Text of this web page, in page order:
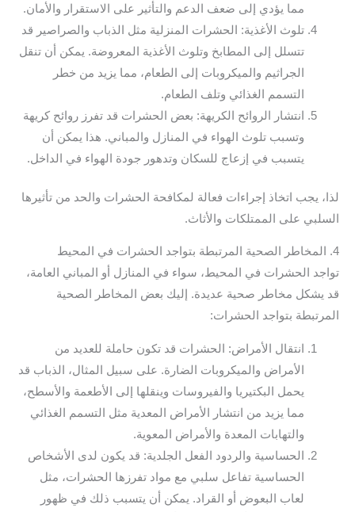
مما يؤدي إلى ضعف الدعم والتأثير على الاستقرار والأمان.
تلوث الأغذية: الحشرات المنزلية مثل الذباب والصراصير قد
تتسلل إلى المطابخ وتلوث الأغذية المعروضة. يمكن أن تنقل
الجراثيم والميكروبات إلى الطعام، مما يزيد من خطر
التسمم الغذائي وتلف الطعام.
انتشار الروائح الكريهة: بعض الحشرات قد تفرز روائح كريهة
وتسبب تلوث الهواء في المنازل والمباني. هذا يمكن أن
يتسبب في إزعاج للسكان وتدهور جودة الهواء في الداخل.
لذا، يجب اتخاذ إجراءات فعالة لمكافحة الحشرات والحد من تأثيرها
السلبي على الممتلكات والأثاث.
4. المخاطر الصحية المرتبطة بتواجد الحشرات في المحيط
تواجد الحشرات في المحيط، سواء في المنازل أو المباني العامة،
قد يشكل مخاطر صحية عديدة. إليك بعض المخاطر الصحية
المرتبطة بتواجد الحشرات:
انتقال الأمراض: الحشرات قد تكون حاملة للعديد من
الأمراض والميكروبات الضارة. على سبيل المثال، الذباب قد
يحمل البكتيريا والفيروسات وينقلها إلى الأطعمة والأسطح،
مما يزيد من انتشار الأمراض المعدية مثل التسمم الغذائي
والتهابات المعدة والأمراض المعوية.
الحساسية والردود الفعل الجلدية: قد يكون لدى الأشخاص
الحساسية تفاعل سلبي مع مواد تفرزها الحشرات، مثل
لعاب البعوض أو القراد. يمكن أن يتسبب ذلك في ظهور